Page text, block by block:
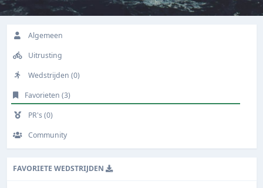
Algemeen
Uitrusting
Wedstrijden (0)
Favorieten (3)
PR's (0)
Community
FAVORIETE WEDSTRIJDEN